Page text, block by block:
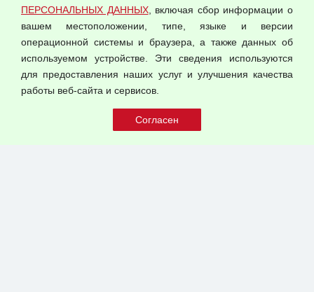
© 2026 ООО "Феникс"
Оферта оптовой купли-продажи
Публичная оферта
ПЕРСОНАЛЬНЫХ ДАННЫХ, включая сбор информации о
вашем местоположении, типе, языке и версии
операционной системы и браузера, а также данных об
используемом устройстве. Эти сведения используются
для предоставления наших услуг и улучшения качества
работы веб-сайта и сервисов.